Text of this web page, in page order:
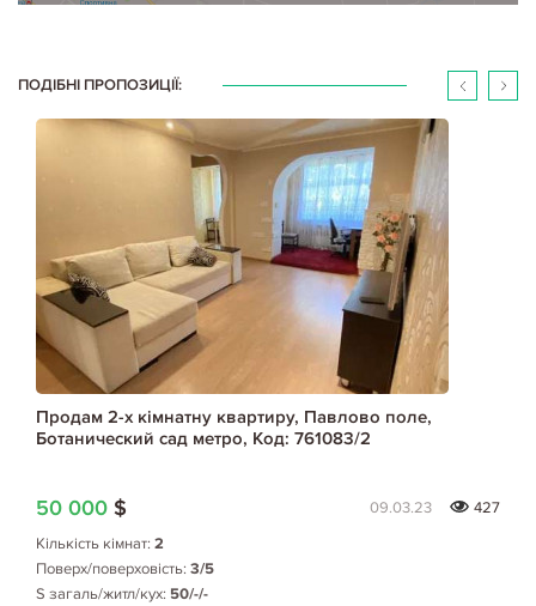
ПОДІБНІ ПРОПОЗИЦІЇ:
Продам 2-х кімнатну квартиру, Павлово поле,
Ботанический сад метро, Код: 761083/2
50 000 $ 09.03.23
427
Кількість кімнат: 2
Поверх/поверховість: 3/5
S загаль/житл/кух: 50/-/-